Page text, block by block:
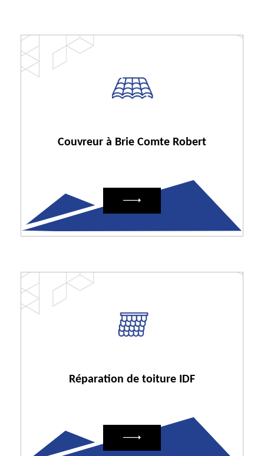
Couvreur à Brie Comte Robert
Réparation de toiture IDF